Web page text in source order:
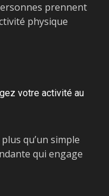
prennent
physique
votre activité au
qu’un simple
qui engage